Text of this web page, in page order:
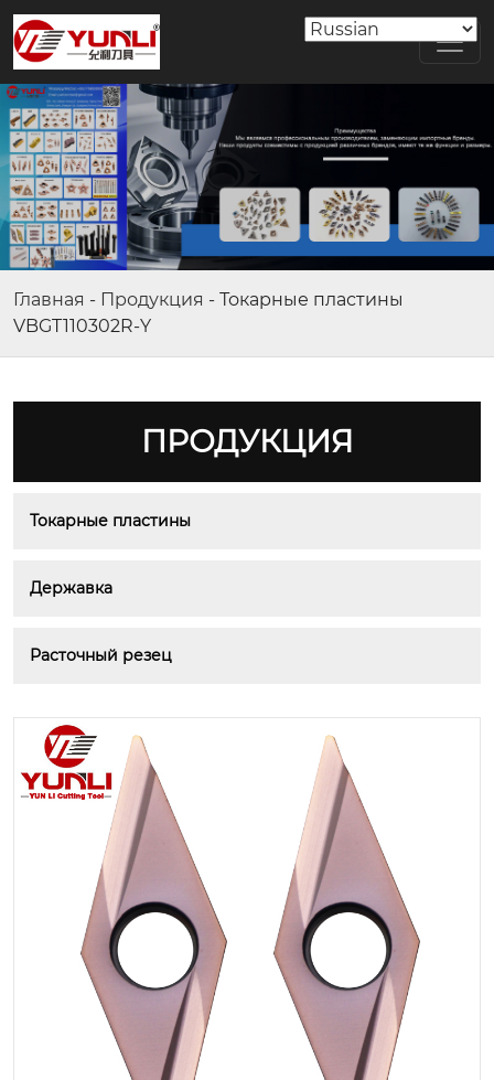
Главная - Продукция - Токарные пластины
VBGT110302R-Y
ПРОДУКЦИЯ
Токарные пластины
Державка
Расточный резец